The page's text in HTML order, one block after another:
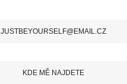
JUSTBEYOURSELF@EMAIL.CZ
KDE MĚ NAJDETE